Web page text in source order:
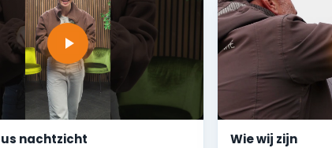
nachtzicht Wie wij zijn